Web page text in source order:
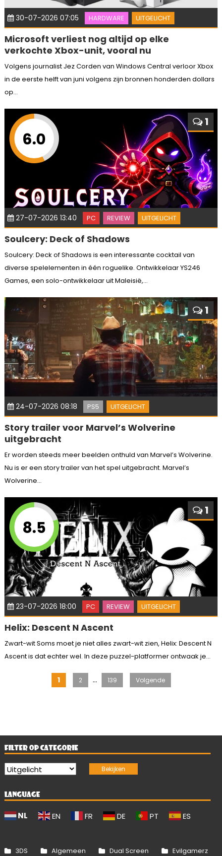
30-07-2026 07:05 HARDWARE UITGELICHT
Microsoft verliest nog altijd op elke
verkochte Xbox-unit, vooral nu
Volgens journalist Jez Corden van Windows Central verloor Xbox
in de eerste helft van juni volgens zijn bronnen honderden dollars
op...
6.0
1
27-07-2026 13:40 PC REVIEW UITGELICHT
Soulcery: Deck of Shadows
Soulcery: Deck of Shadows is een interessante cocktail van
diverse spelelementen in één roguelike. Ontwikkelaar YS246
Games, een solo-ontwikkelaar uit Maleisië,...
1
24-07-2026 08:18 PS5 UITGELICHT
Story trailer voor Marvel’s Wolverine
uitgebracht
Er worden steeds meer beelden onthuld van Marvel’s Wolverine.
Nu is er een story trailer van het spel uitgebracht. Marvel’s
Wolverine...
8.5
1
23-07-2026 18:00 PC REVIEW UITGELICHT
Helix: Descent N Ascent
Zwart-wit Soms moet je niet alles zwart-wit zien, Helix: Descent N
Ascent is dat echter wel. In deze puzzel-platformer ontwaak je...
Berichten
1 2 … 139 Volgende
FILTER OP CATEGORIE
LANGUAGE
NL EN FR DE PT ES
3DS Algemeen Dual Screen Evilgamerz